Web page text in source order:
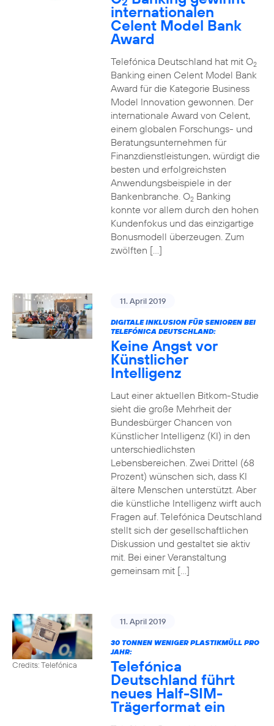
internationalen
Celent Model Bank
Award
Telefónica Deutschland hat mit O2
Banking einen Celent Model Bank
Award für die Kategorie Business
Model Innovation gewonnen. Der
internationale Award von Celent,
einem globalen Forschungs- und
Beratungsunternehmen für
Finanzdienstleistungen, würdigt die
besten und erfolgreichsten
Anwendungsbeispiele in der
Bankenbranche. O2Banking
konnte vor allem durch den hohen
Kundenfokus und das einzigartige
Bonusmodell überzeugen. Zum
zwölften […]
11. April 2019
DIGITALE INKLUSION FÜR SENIOREN BEI
TELEFÓNICA DEUTSCHLAND:
Keine Angst vor
Künstlicher
Intelligenz
Laut einer aktuellen Bitkom-Studie
sieht die große Mehrheit der
Bundesbürger Chancen von
Künstlicher Intelligenz (KI) in den
unterschiedlichsten
Lebensbereichen. Zwei Drittel (68
Prozent) wünschen sich, dass KI
ältere Menschen unterstützt. Aber
die künstliche Intelligenz wirft auch
Fragen auf. Telefónica Deutschland
stellt sich der gesellschaftlichen
Diskussion und gestaltet sie aktiv
mit. Bei einer Veranstaltung
gemeinsam mit […]
Credits: Telefónica
11. April 2019
30 TONNEN WENIGER PLASTIKMÜLL PRO
JAHR:
Telefónica
Deutschland führt
neues Half-SIM-
Trägerformat ein